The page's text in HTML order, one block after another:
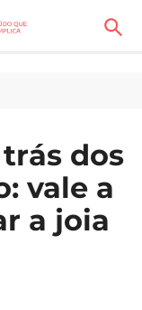
dos
vale a
a joia